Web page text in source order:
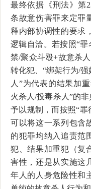
最终依据《刑法》第
条故意伤害罪来定罪
释内部协调性的要求
逻辑自洽。若按照“罪
禁/聚众斗殴+故意杀
转化犯、“绑架行为/
人”为代表的结果加
火杀人/投毒杀人”的
予以规制，而按照“罪
可以将这一系列包含
的犯罪均纳入追责范
犯、结果加重犯（复
害性，还是从实施这
年人的人身危险性和